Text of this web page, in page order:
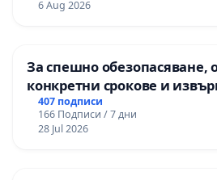
ОУ „Княз Александър I“ и
6 Aug 2026
За спешно обезопасяване,
конкретни срокове и
цялостна рехабилитация на
републиканския път
„Тракия“ - гр. Ихтиман - с.
407 подписи
166 Подписи / 7 дни
28 Jul 2026